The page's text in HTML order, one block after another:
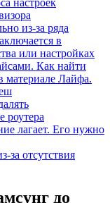
из-за ряда
в
или настройках
Как найти
материале Лайфа.
роутера
лагает. Его нужно
за отсутствия
до